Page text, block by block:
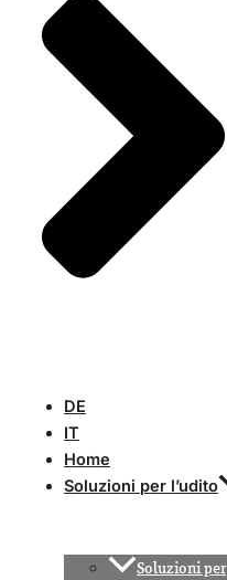
DE
IT
Home
Soluzioni per l’udito
Soluzioni per